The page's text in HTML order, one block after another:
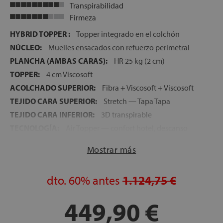
Transpirabilidad
Firmeza
HYBRID TOPPER : Topper integrado en el colchón
NÚCLEO:
Muelles ensacados con refuerzo perimetral
PLANCHA (AMBAS CARAS):
HR 25 kg (2 cm)
TOPPER:
4 cm Viscosoft
ACOLCHADO SUPERIOR:
Fibra + Viscosoft + Viscosoft
TEJIDO CARA SUPERIOR:
Stretch — Tapa Tapa
TEJIDO CARA INFERIOR:
3D transpirable
LECHOS INDEPENDIENTES: Sí — muelles ensacados
5 años
Mostrar más
dto. 60% antes 1.124,75 €
449,90 €